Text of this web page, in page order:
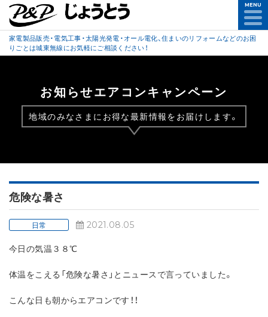
MENU
家電製品販売・電気工事・太陽光発電・オール電化、住まいのリフォームなどのお困
りごとは城東無線にお気軽にご相談ください！
お知らせエアコンキャンペーン
地域のみなさまにお得な最新情報をお届けします。
危険な暑さ
日常
2021.08.05
今日の気温３８℃
体温をこえる「危険な暑さ」とニュースで言っていました。
こんな日も朝からエアコンです！！